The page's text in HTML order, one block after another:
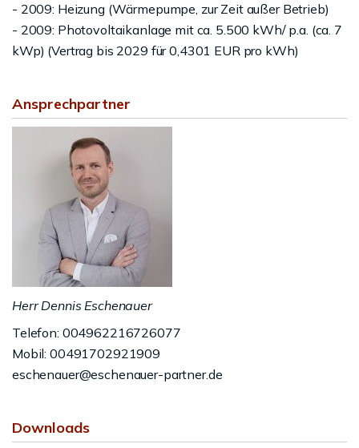
- 2009: Heizung (Wärmepumpe, zur Zeit außer Betrieb)
- 2009: Photovoltaikanlage mit ca. 5.500 kWh/ p.a. (ca. 7
kWp) (Vertrag bis 2029 für 0,4301 EUR pro kWh)
Ansprechpartner
Herr Dennis Eschenauer
Telefon: 004962216726077
Mobil: 00491702921909
eschenauer@eschenauer-partner.de
Downloads